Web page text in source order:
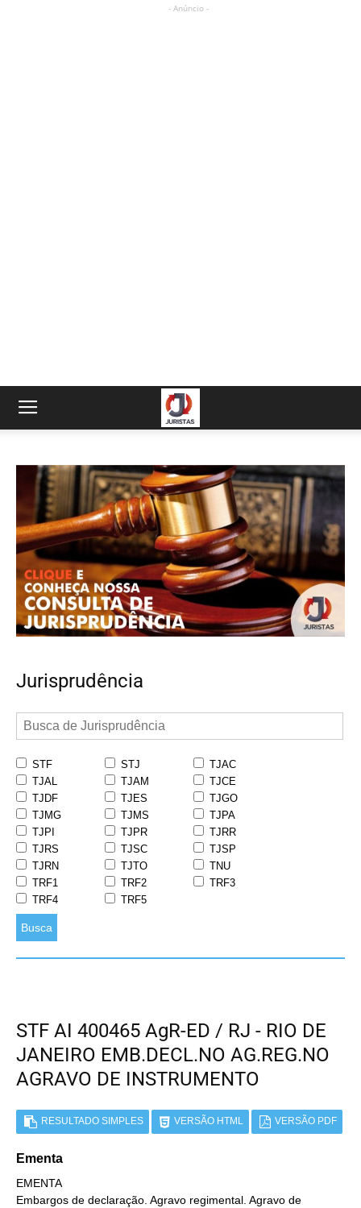
- Anúncio -
Jurisprudência
STF STJ
TJAC
TJAL
TJAM
TJCE
TJDF
TJES
TJGO
TJMG
TJMS
TJPA
TJPI
TJPR
TJRR
TJRS
TJSC
TJSP
TJRN
TJTO
TNU
TRF1
TRF2
TRF3
TRF4
TRF5
Busca
STF AI 400465 AgR-ED / RJ - RIO DE
JANEIRO EMB.DECL.NO AG.REG.NO
AGRAVO DE INSTRUMENTO
RESULTADO SIMPLES VERSÃO HTML VERSÃO PDF
Ementa
EMENTA
Embargos de declaração. Agravo regimental. Agravo de